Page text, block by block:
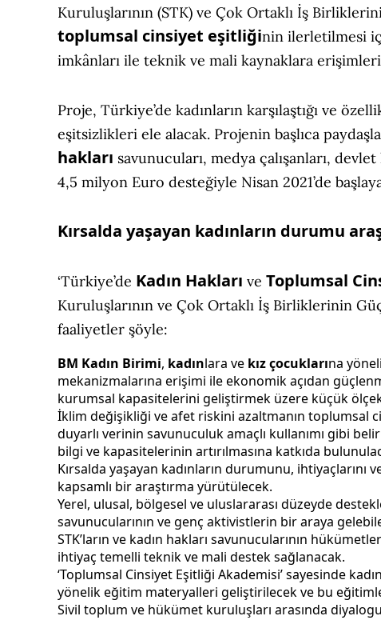
Kuruluşlarının (STK) ve Çok Ortaklı İş
toplumsal cinsiyet eşitliğinin ilerletilmesi
imkânları ile teknik ve mali kaynaklara
Proje, Türkiye’de kadınların karşılaştığı ve
eşitsizlikleri ele alacak. Projenin başlıca
hakları savunucuları, medya çalışanları,
4,5 milyon Euro desteğiyle Nisan 2021’de
Kırsalda yaşayan kadınların durumu
‘Türkiye’de Kadın Hakları ve Toplumsal
Kuruluşlarının ve Çok Ortaklı İş Birliklerinin
faaliyetler şöyle:
BM Kadın Birimi, kadınlara ve kız çocuklarına
mekanizmalarına erişimi ile ekonomik açıdan
kurumsal kapasitelerini geliştirmek üzere küçük
İklim değişikliği ve afet riskini azaltmanın toplumsal
duyarlı verinin savunuculuk amaçlı kullanımı gibi
bilgi ve kapasitelerinin artırılmasına katkıda
Kırsalda yaşayan kadınların durumunu, ihtiyaçlarını
kapsamlı bir araştırma yürütülecek.
Yerel, ulusal, bölgesel ve uluslararası düzeyde
savunucularının ve genç aktivistlerin bir araya
STK’ların ve kadın hakları savunucularının
ihtiyaç temelli teknik ve mali destek sağlanacak.
‘Toplumsal Cinsiyet Eşitliği Akademisi’ sayesinde
yönelik eğitim materyalleri geliştirilecek ve bu
Sivil toplum ve hükümet kuruluşları arasında